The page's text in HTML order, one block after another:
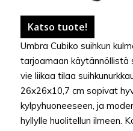
Katso tuote!
Umbra Cubiko suihkun
tarjoamaan
vie liikaa tilaa
26x26x10,7 cm sopivat
kylpyhuoneeseen, ja
hyllylle huolitellun ilmeen.